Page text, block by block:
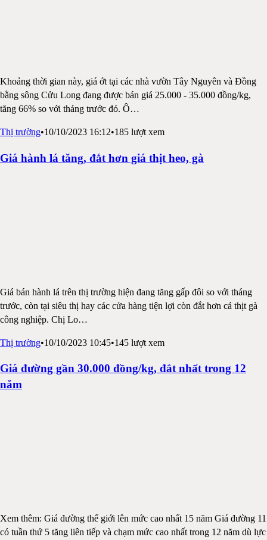
Khoảng thời gian này, giá ớt tại các nhà vườn Tây Nguyên và Đồng
bằng sông Cửu Long đang được bán giá 25.000 - 35.000 đồng/kg,
tăng 66% so với tháng trước đó. Ô…
Thị trường•10/10/2023 16:12•185 lượt xem
Giá hành lá tăng, đắt hơn giá thịt heo, gà
Giá bán hành lá trên thị trường hiện đang tăng gấp đôi so với tháng
trước, còn tại siêu thị hay các cửa hàng tiện lợi còn đắt hơn cả thịt gà
công nghiệp. Chị Lo…
Thị trường•10/10/2023 10:45•145 lượt xem
Giá đường gần 30.000 đồng/kg, đắt nhất trong 12
năm
Xem thêm: Giá đường thế giới lên mức cao nhất 15 năm Giá đường 11
có tuần thứ 5 tăng liên tiếp và chạm mức cao nhất trong 12 năm dù lực